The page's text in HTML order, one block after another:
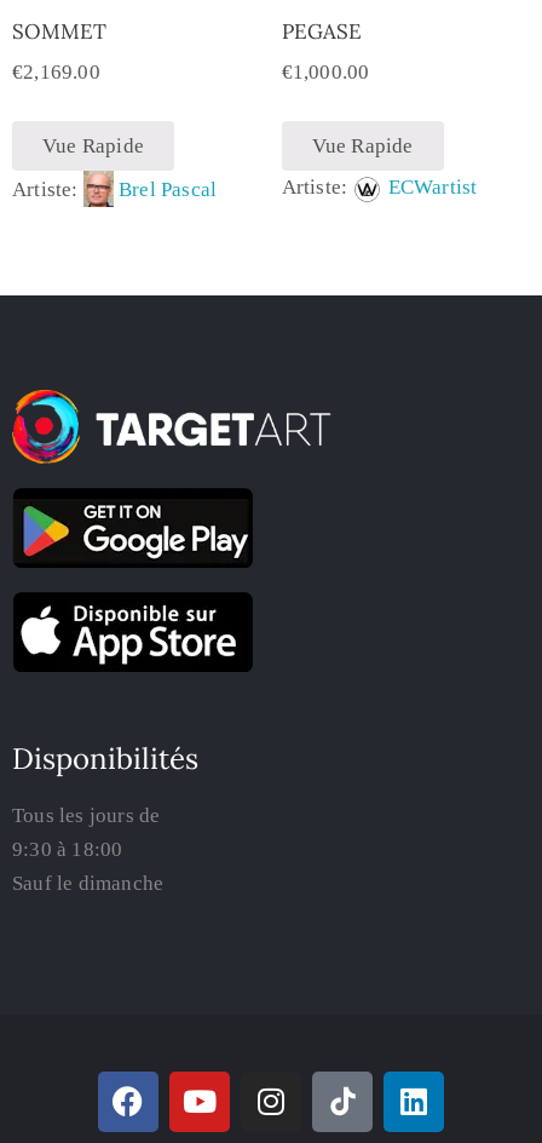
SOMMET
€2,169.00
Vue Rapide
Artiste:
Brel Pascal
PEGASE
€1,000.00
Vue Rapide
Artiste:
ECWartist
Disponibilités
Tous les jours de
9:30 à 18:00
Sauf le dimanche